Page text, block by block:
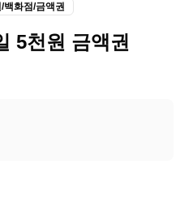
백화점/금액권
5천원 금액권